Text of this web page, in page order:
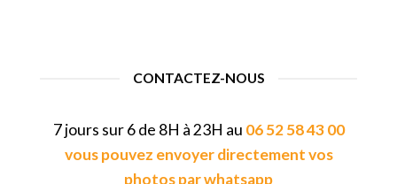
CONTACTEZ-NOUS
7 jours sur 6 de 8H à 23H au 06 52 58 43 00
vous pouvez envoyer directement vos
photos par whatsapp